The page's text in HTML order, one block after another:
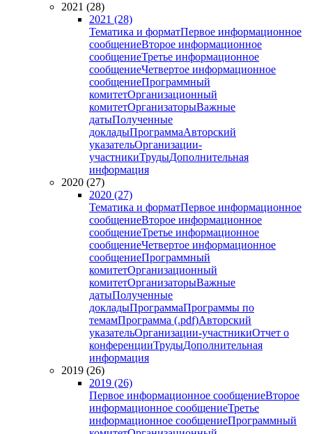
2021 (28)
2021 (28)
Тематика и форматПервое информационное
сообщениеВторое информационное
сообщениеТретье информационное
сообщениеЧетвертое информационное
сообщениеПрограммный
комитетОрганизационный
комитетОрганизаторыВажные
датыПолученные
докладыПрограммаАвторский
указательОрганизации-
участникиТрудыДополнительная
информация
2020 (27)
2020 (27)
Тематика и форматПервое информационное
сообщениеВторое информационное
сообщениеТретье информационное
сообщениеЧетвертое информационное
сообщениеПрограммный
комитетОрганизационный
комитетОрганизаторыВажные
датыПолученные
докладыПрограммаПрограммы по
темамПрограмма (.pdf)Авторский
указательОрганизации-участникиОтчет о
конференцииТрудыДополнительная
информация
2019 (26)
2019 (26)
Первое информационное сообщениеВторое
информационное сообщениеТретье
информационное сообщениеПрограммный